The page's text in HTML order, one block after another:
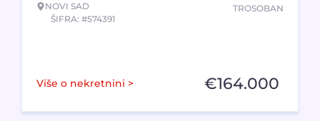
NOVI SAD
ŠIFRA: #574391
TROSOBAN
Više o nekretnini > €164.000